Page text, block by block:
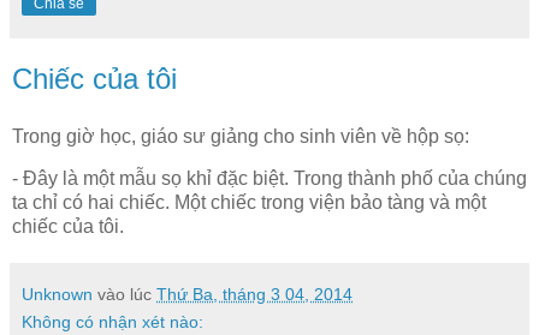
Chiếc của tôi
Trong giờ học, giáo sư giảng cho sinh viên về hộp sọ:
- Đây là một mẫu sọ khỉ đặc biệt. Trong thành phố của chúng
ta chỉ có hai chiếc. Một chiếc trong viện bảo tàng và một
chiếc của tôi.
Unknown vào lúc Thứ Ba, tháng 3 04, 2014
Không có nhận xét nào: